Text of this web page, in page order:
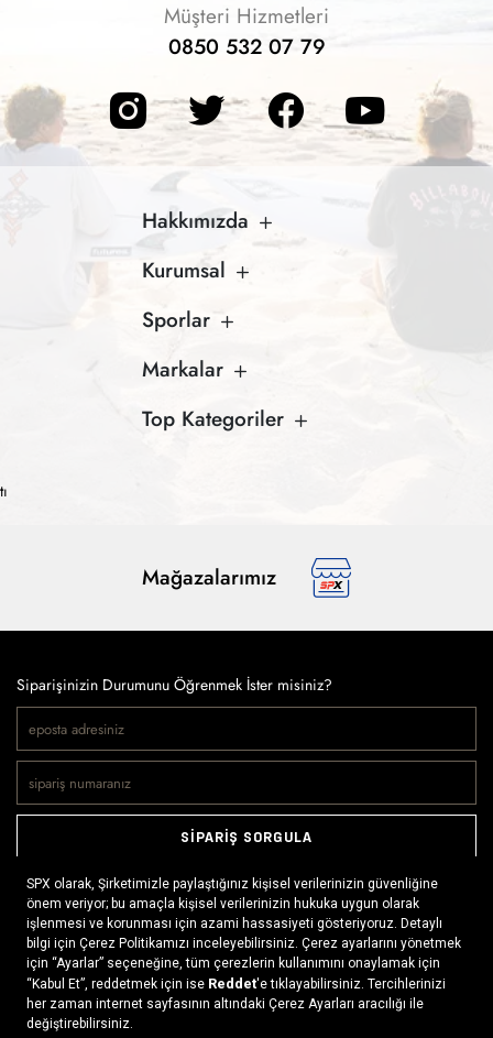
Müşteri Hizmetleri
0850 532 07 79
Hakkımızda
Kurumsal
Sporlar
Markalar
Top Kategoriler
Mağazalarımız
Siparişinizin Durumunu Öğrenmek İster misiniz?
SİPARİŞ SORGULA
Doğaya ve spora tutkuyla bağlı olanların markası SPX, çeşitli
kategorilerde sunduğu spor giyim ürünleri, outdoor ayakkabılar,
ekipman ve aksesuarlar ile, her yerde ve her koşulda doğayla
buluşmayı mümkün kılıyor. Daima aktif bir yaşam tarzını
benimseyenlerin ihtiyaç duyabileceği her şey, SPX’in online